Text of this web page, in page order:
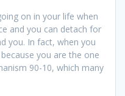
on in your life when
and you can detach for
you. In fact, when you
you are the one
90-10, which many